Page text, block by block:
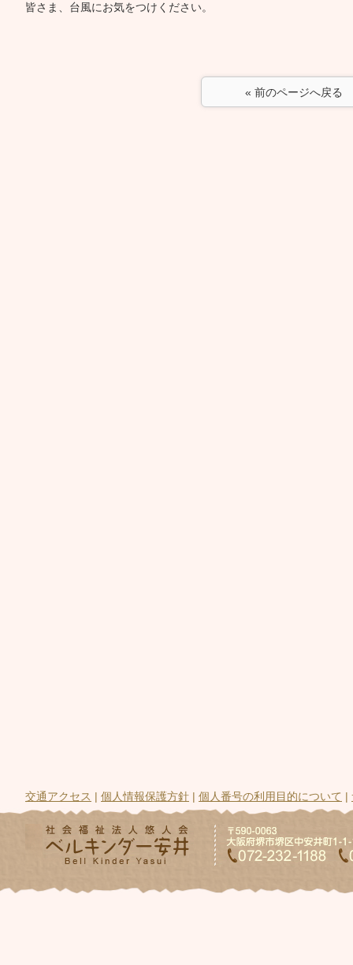
皆さま、台風にお気をつけください。
« 前のページへ戻る
交通アクセス | 個人情報保護方針 | 個人番号の利用目的について |